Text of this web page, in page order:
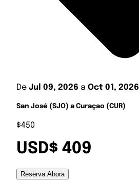
De Jul 09, 2026 a Oct 01, 2026
San José (SJO) a Curaçao (CUR)
$450
USD$ 409
Reserva Ahora